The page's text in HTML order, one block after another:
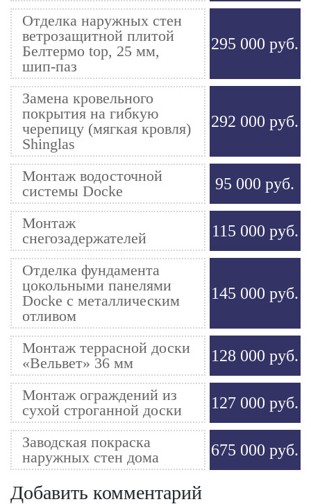
Отделка наружных стен
ветрозащитной плитой
Белтермо top, 25 мм,
шип-паз
295 000 руб.
Замена кровельного
покрытия на гибкую
черепицу (мягкая кровля)
Shinglas
292 000 руб.
Монтаж водосточной
системы Docke
95 000 руб.
Монтаж
снегозадержателей
115 000 руб.
Отделка фундамента
цокольными панелями
Docke с металлическим
отливом
145 000 руб.
Монтаж террасной доски
«Вельвет» 36 мм
128 000 руб.
Монтаж ограждений из
сухой строганной доски
127 000 руб.
Заводская покраска
наружных стен дома
675 000 руб.
Добавить комментарий